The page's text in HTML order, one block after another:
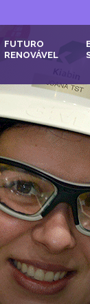
FUTURO
RENOVÁVEL